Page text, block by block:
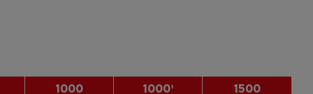
1000 1000¹ 1500